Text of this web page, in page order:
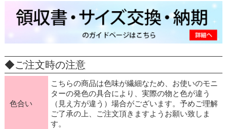
◆ご注文時の注意
色合い
こちらの商品は色味が繊細なため、お使いのモニ
ターの発色の具合により、実際の物と色が違う
（見え方が違う）場合がございます。予めご理解
ご了承の上、ご注文頂きますようお願い致しま
す。